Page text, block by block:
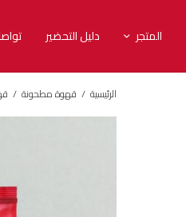
المتجر دليل التحضير
الرئيسية / قهوة مطحونة /